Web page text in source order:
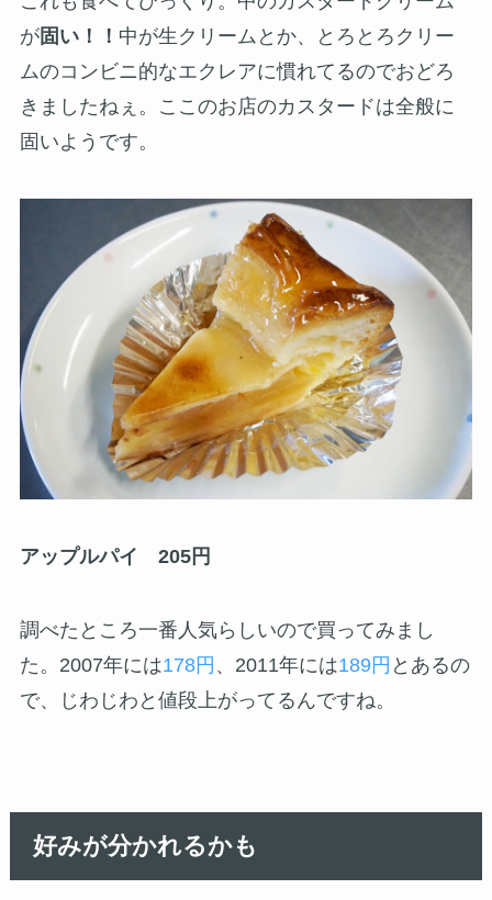
が固い！！ 中が生クリームとか、とろとろクリー
ムのコンビニ的なエクレアに慣れてるのでおどろ
きましたねぇ。ここのお店のカスタードは全般に
固いようです。
アップルパイ 205円
調べたところ一番人気らしいので買ってみまし
た。2007年には178円 、2011年には189円 とあるの
で、じわじわと値段上がってるんですね。
好みが分かれるかも